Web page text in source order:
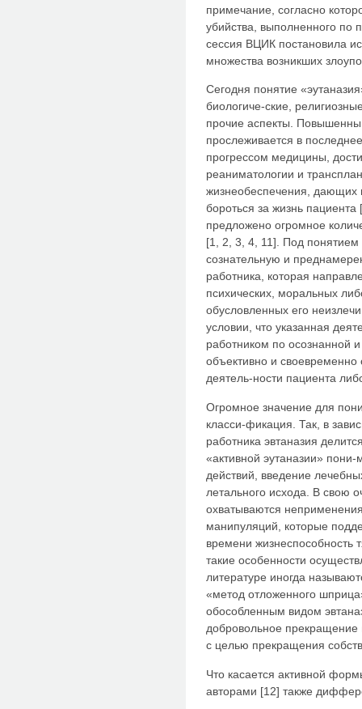
примечание, согласно
убийства, выполненного по
сессия ВЦИК постановила
множества возникших
Сегодня понятие
биологиче-ские,
прочие аспекты.
прослеживается в
прогрессом медицины,
реаниматологии и
жизнеобеспечения, дающих
бороться за жизнь
предложено огромное
[1, 2, 3, 4, 11]. Под понятием
сознательную и
работника, которая
психических, моральных
обусловленных его
условии, что указанная
работником по осознанной
объективно и своевременно
деятель-ности пациента
Огромное значение для
класси-фикация. Так, в
работника эвтаназия
«активной эутаназии»
действий, введение
летального исхода. В свою
охватываются
манипуляций, которые
времени жизнеспособность
такие особенности
литературе иногда
«метод отложенного
обособленным видом
добровольное
с целью прекращения
Что касается активной
авторами [12] также